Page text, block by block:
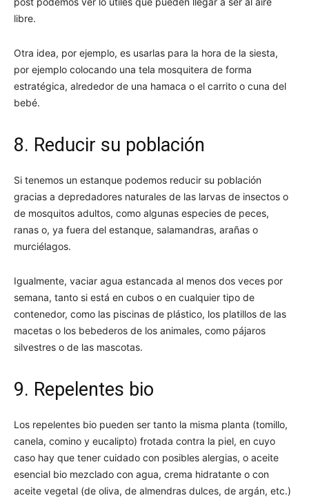
libre.
Otra idea, por ejemplo, es usarlas para la hora de la siesta,
por ejemplo colocando una tela mosquitera de forma
estratégica, alrededor de una hamaca o el carrito o cuna del
bebé.
8. Reducir su población
Si tenemos un estanque podemos reducir su población
gracias a depredadores naturales de las larvas de insectos o
de mosquitos adultos, como algunas especies de peces,
ranas o, ya fuera del estanque, salamandras, arañas o
murciélagos.
Igualmente, vaciar agua estancada al menos dos veces por
semana, tanto si está en cubos o en cualquier tipo de
contenedor, como las piscinas de plástico, los platillos de las
macetas o los bebederos de los animales, como pájaros
silvestres o de las mascotas.
9. Repelentes bio
Los repelentes bio pueden ser tanto la misma planta (tomillo,
canela, comino y eucalipto) frotada contra la piel, en cuyo
caso hay que tener cuidado con posibles alergias, o aceite
esencial bio mezclado con agua, crema hidratante o con
aceite vegetal (de oliva, de almendras dulces, de argán, etc.)